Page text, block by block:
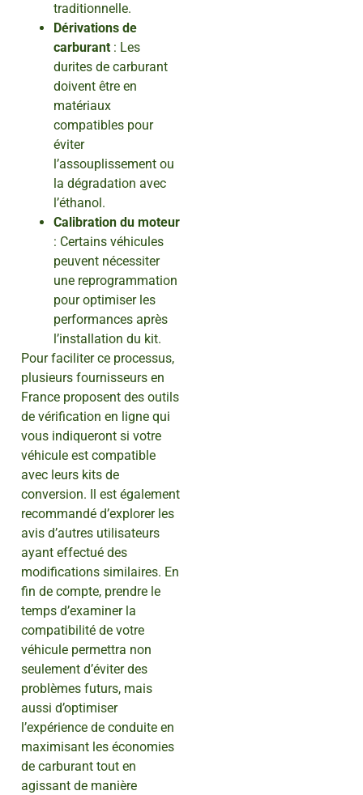
traditionnelle.
Dérivations de
carburant : Les
durites de carburant
doivent être en
matériaux
compatibles pour
éviter
l’assouplissement ou
la dégradation avec
l’éthanol.
Calibration du moteur
: Certains véhicules
peuvent nécessiter
une reprogrammation
pour optimiser les
performances après
l’installation du kit.
Pour faciliter ce processus,
plusieurs fournisseurs en
France proposent des outils
de vérification en ligne qui
vous indiqueront si votre
véhicule est compatible
avec leurs kits de
conversion. Il est également
recommandé d’explorer les
avis d’autres utilisateurs
ayant effectué des
modifications similaires. En
fin de compte, prendre le
temps d’examiner la
compatibilité de votre
véhicule permettra non
seulement d’éviter des
problèmes futurs, mais
aussi d’optimiser
l’expérience de conduite en
maximisant les économies
de carburant tout en
agissant de manière